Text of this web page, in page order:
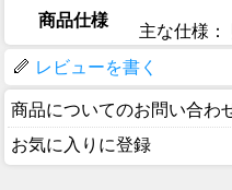
商品仕様
主な仕様
レビューを書く
商品についてのお問い合わ
お気に入りに登録